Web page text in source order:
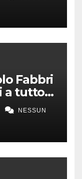
Fabbri
a tutto
NESSUN